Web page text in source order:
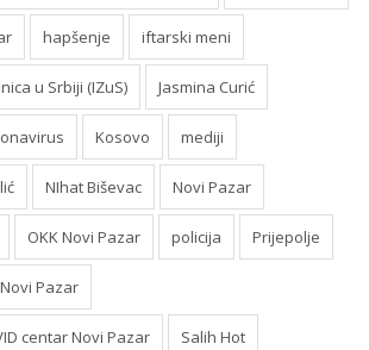
hapšenje iftarski meni
u Srbiji (IZuS) Jasmina Curić
Kosovo mediji
NIhat Biševac Novi Pazar
OKK Novi Pazar policija Prijepolje
Pazar
centar Novi Pazar Salih Hot